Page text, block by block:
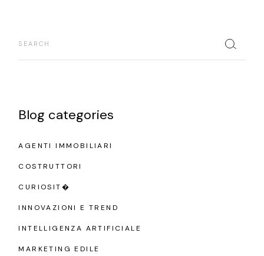
Blog categories
AGENTI IMMOBILIARI
COSTRUTTORI
CURIOSIT�
INNOVAZIONI E TREND
INTELLIGENZA ARTIFICIALE
MARKETING EDILE